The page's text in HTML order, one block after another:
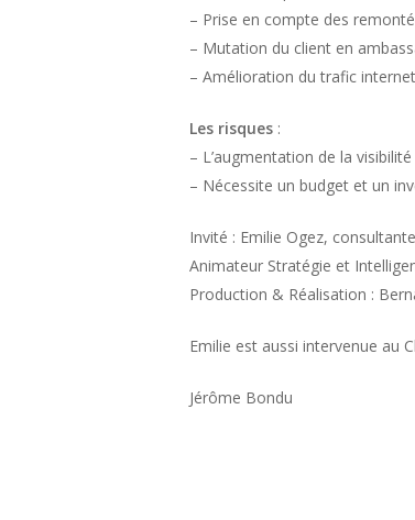
– Prise en compte des
– Mutation du client en
– Amélioration du trafic
Les risques :
– L’augmentation de la
– Nécessite un budget et un
Invité : Emilie Ogez,
Animateur Stratégie et
Production & Réalisation :
Emilie est aussi intervenue au
Jérôme Bondu